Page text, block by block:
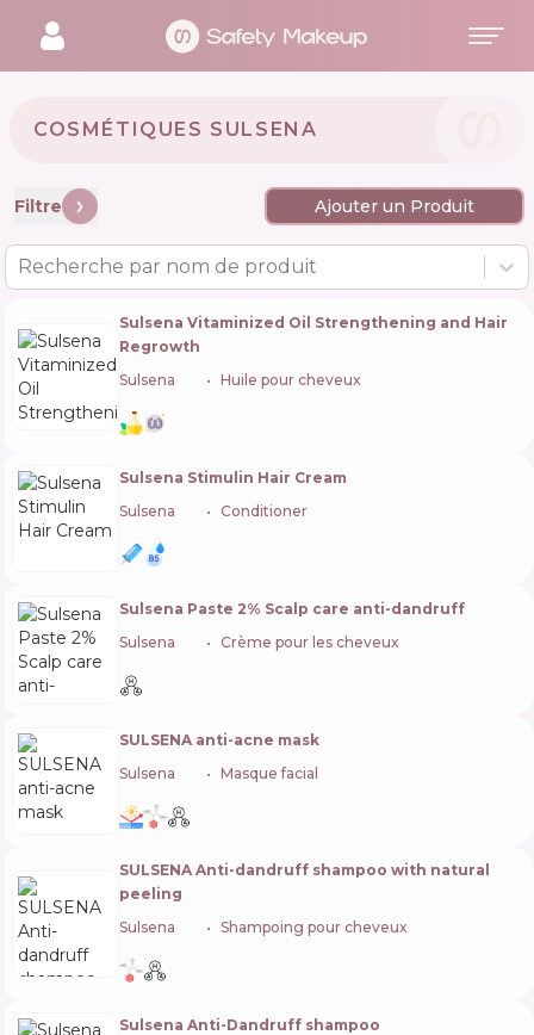
COSMÉTIQUES SULSENA 🇺🇦
Filtre Ajouter un Produit
Recherche par nom de produit
Sulsena Vitaminized Oil Strengthening and Hair
Regrowth
Sulsena
Huile pour cheveux
Sulsena Stimulin Hair Cream
Sulsena
Conditioner
Sulsena Paste 2% Scalp care anti-dandruff
Sulsena
Crème pour les cheveux
SULSENA anti-acne mask
Sulsena
Masque facial
SULSENA Anti-dandruff shampoo with natural
peeling
Sulsena
Shampoing pour cheveux
Sulsena Anti-Dandruff shampoo